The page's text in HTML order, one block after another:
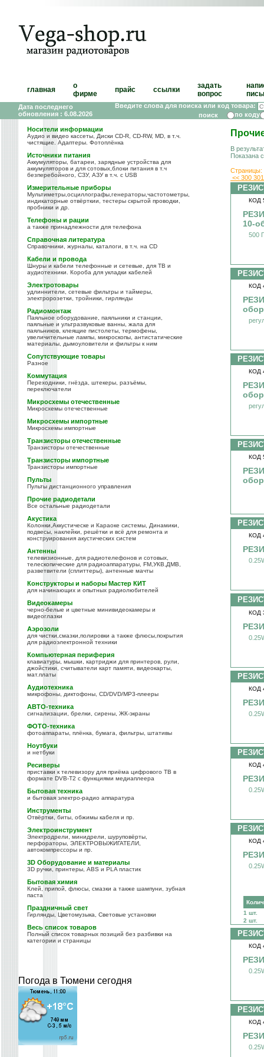
главная
о
фирме
прайс ссылки
задать
вопрос
Дата последнего
обновления : 6.08.2026
Введите слова для поиска или код товара:
по коду
Носители информации
Аудио и видео кассеты, Диски CD-R, CD-RW, MD, в т.ч.
чистящие. Адаптеры. Фотоплёнка
Источники питания
Аккумуляторы, батареи, зарядные устройства для
аккумуляторов и для сотовых,блоки питания в т.ч
безперебойного, СЗУ, АЗУ в т.ч. с USB
Измерительные приборы
Мультиметры,осциллографы,генераторы,частотометры,
индикаторные отвёрткии, тестеры скрытой проводки,
пробники и др.
Телефоны и рации
а также принадлежности для телефона
Справочная литература
Справочники, журналы, каталоги, в т.ч. на CD
Кабели и провода
Шнуры и кабели телефонные и сетевые, для ТВ и
аудиотехники. Короба для укладки кабелей
Электротовары
удлиннители, сетевые фильтры и таймеры,
электророзетки, тройники, гирлянды
Радиомонтаж
Паяльное оборудование, паяльники и станции,
паяльные и ультразвуковые ванны, жала для
паяльников, клеящие пистолеты, термофены,
увеличительные лампы, микроскопы, антистатические
материалы, дымоуловители и фильтры к ним
Сопутствующие товары
Разное
Коммутация
Переходники, гнёзда, штекеры, разъёмы,
переключатели
Микросхемы отечественные
Микросхемы отечественные
Микросхемы импортные
Микросхемы импортные
Транзисторы отечественные
Транзисторы отечественные
Транзисторы импортные
Транзисторы импортные
Пульты
Пульты дистанционного управления
Прочие радиодетали
Все остальные радиодетали
Акустика
Колонки,Аккустическе и Караоке системы, Динамики,
подвесы, наклейки, решётки и всё для ремонта и
конструирования акустических систем
Антенны
телевизионные, для радиотелефонов и сотовых,
телескопические для радиоаппаратуры, FM,УКВ,ДМВ,
разветвители (сплиттеры), антенные мачты
Конструкторы и наборы Мастер КИТ
для начинающих и опытных радиолюбителей
Видеокамеры
черно-белые и цветные минивидеокамеры и
видеоглазки
Аэрозоли
для чистки,смазки,полировки а также флюсы,покрытия
для радиоэлектронной техники
Компьютерная периферия
клавиатуры, мышки, картриджи для принтеров, рули,
джойстики, считыватели карт памяти, видеокарты,
мат.платы
Аудиотехника
микрофоны, диктофоны, CD/DVD/MP3-плееры
АВТО-техника
сигнализации, брелки, сирены, ЖК-экраны
ФОТО-техника
фотоаппараты, плёнка, бумага, фильтры, штативы
Ноутбуки
и нетбуки
Ресиверы
приставки к телевизору для приёма цифрового ТВ в
формате DVB-T2 с функциями медиаплеера
Бытовая техника
и бытовая электро-радио аппаратура
Инструменты
Отвёртки, биты, обжимы кабеля и пр.
Электроинструмент
Электродрели, минидрели, шуруповёрты,
перфораторы, ЭЛЕКТРОВЫЖИГАТЕЛИ,
автокомпрессоры и пр.
3D Оборудование и материалы
3D ручки, принтеры, ABS и PLA пластик
Бытовая химия
Клей, припой, флюсы, смазки а также шампуни, зубная
паста
Праздничный свет
Гирлянды, Цветомузыка, Световые установки
Весь список товаров
Полный список товарных позиций без разбивки на
категории и страницы
Погода в Тюмени сегодня
В
Показана
Страницы:
<< 300
КОД
10-
500
КОД
КОД
КОД
КОД
КОД
КОД
КОД
КОД
1 шт.
2 шт.
КОД
КОД